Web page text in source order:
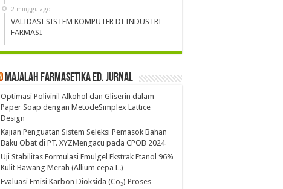
2 minggu ago
VALIDASI SISTEM KOMPUTER DI INDUSTRI
FARMASI
Majalah Farmasetika Ed. Jurnal
Optimasi Polivinil Alkohol dan Gliserin dalam
Paper Soap dengan MetodeSimplex Lattice
Design
Kajian Penguatan Sistem Seleksi Pemasok Bahan
Baku Obat di PT. XYZMengacu pada CPOB 2024
Uji Stabilitas Formulasi Emulgel Ekstrak Etanol 96%
Kulit Bawang Merah (Allium cepa L.)
Evaluasi Emisi Karbon Dioksida (Co₂) Proses